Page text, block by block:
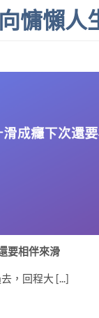
慵懶人
要相伴來滑
，回程大 [...]